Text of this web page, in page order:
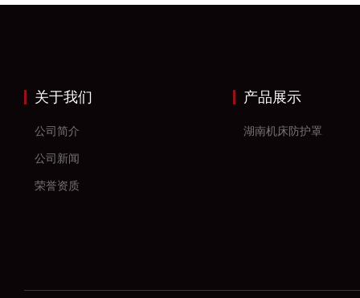
关于我们
公司简介
公司新闻
荣誉资质
产品展示
湖南机床防护罩